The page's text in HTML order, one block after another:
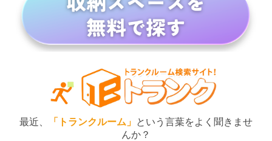
最近、 「トランクルーム」 という言葉をよく聞きませ
んか？